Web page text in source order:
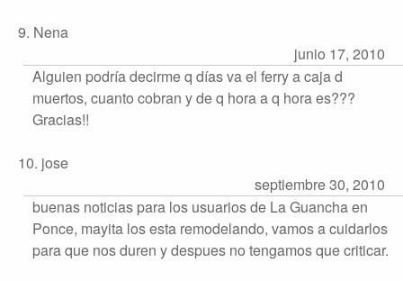
9. Nena
junio 17, 2010
Alguien podría decirme q días va el ferry a caja d
muertos, cuanto cobran y de q hora a q hora es???
Gracias!!
10. jose
septiembre 30, 2010
buenas noticias para los usuarios de La Guancha en
Ponce, mayita los esta remodelando, vamos a cuidarlos
para que nos duren y despues no tengamos que criticar.